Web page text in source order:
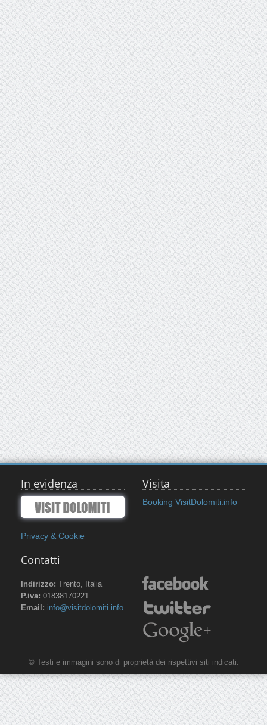
In evidenza
Privacy & Cookie
Visita
Booking VisitDolomiti.info
Contatti
Indirizzo: Trento, Italia
P.iva: 01838170221
Email: info@visitdolomiti.info
© Testi e immagini sono di proprietà dei rispettivi siti indicati.